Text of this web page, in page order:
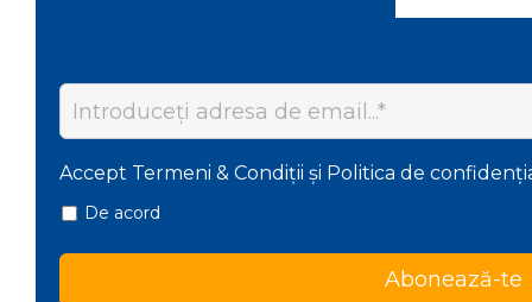
Accept Termeni & Condiții și Politica de
De acord
Abonează-te